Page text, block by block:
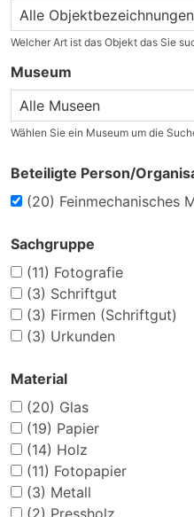
Welcher Art ist das Objekt das Sie
Museum
Wählen Sie ein Museum um die
Beteiligte Person/
(20) Feinmechanisches
Sachgruppe
(11) Fotografie
(3) Schriftgut
(3) Firmen (Schriftgut)
(3) Urkunden
Material
(20) Glas
(19) Papier
(14) Holz
(11) Fotopapier
(3) Metall